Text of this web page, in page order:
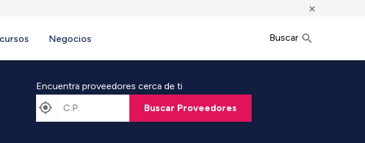
×
Negocios Buscar
Encuentra proveedores cerca de ti
Buscar Proveedores